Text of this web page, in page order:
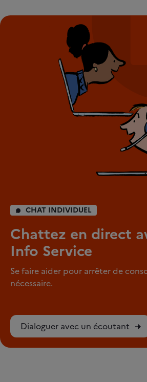
CHAT INDIVIDUEL
Chattez en direct
Info Service
Se faire aider pour arrêter de
nécessaire.
Dialoguer avec un écoutant